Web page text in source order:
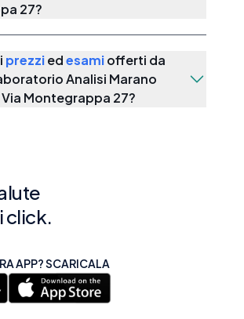
27?
prezziedesamiofferti da
Analisi Marano
Montegrappa 27?
click.
APP? SCARICALA